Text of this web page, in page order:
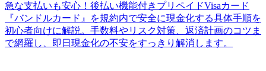
急な支払いも安心！後払い機能付きプリペイドVisaカード
『バンドルカード』を規約内で安全に現金化する具体手順を
初心者向けに解説。手数料やリスク対策、返済計画のコツま
で網羅し、即日現金化の不安をすっきり解消します。